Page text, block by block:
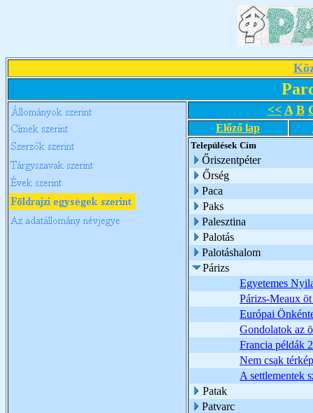
<< A B
Előző lap
Települések Cím
Őriszentpéter
Őrség
Paca
Paks
Palesztina
Palotás
Palotáshalom
Párizs
Egyetemes
Párizs-Meaux
Európai
Gondolatok az
Francia példák
Nem csak
A settlementek
Patak
Patvarc